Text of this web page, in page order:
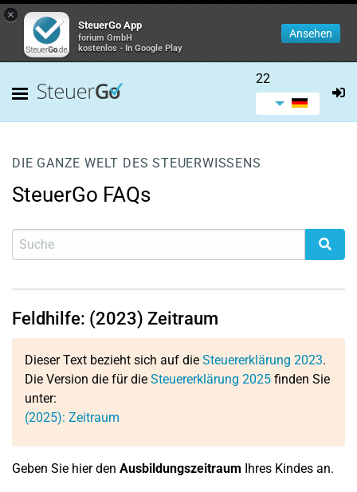
×
SteuerGo App
forium GmbH
kostenlos - In Google Play
Ansehen
22
DIE GANZE WELT DES STEUERWISSENS
SteuerGo FAQs
Feldhilfe: (2023) Zeitraum
Dieser Text bezieht sich auf die Steuererklärung 2023.
Die Version die für die Steuererklärung 2025 finden Sie
unter:
(2025): Zeitraum
Geben Sie hier den Ausbildungszeitraum Ihres Kindes an.